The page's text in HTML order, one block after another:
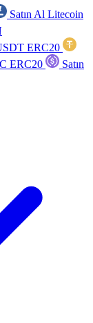
Satın Al Litecoin
ERC20
ERC20
Satın